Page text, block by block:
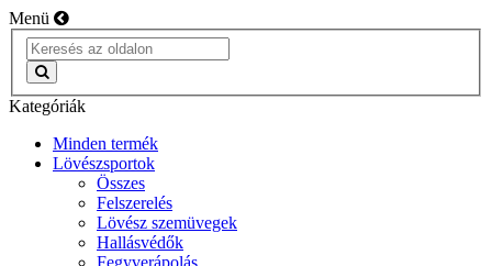
Menü
Kategóriák
Minden termék
Lövészsportok
Összes
Felszerelés
Lövész szemüvegek
Hallásvédők
Fegyverápolás